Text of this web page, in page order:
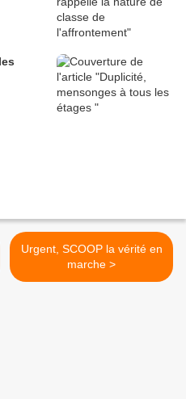
Urgent, SCOOP la vérité en
marche >